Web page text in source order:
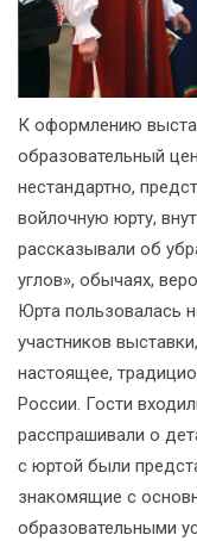
К оформлению
образовательный
нестандартно,
войлочную юрту,
рассказывали об
углов», обычаях,
Юрта пользовалась
участников
настоящее,
России. Гости
расспрашивали о
с юртой были
знакомящие с
образовательными